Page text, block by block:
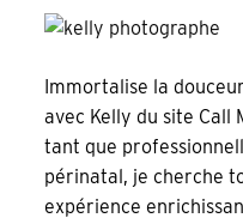
Immortalise la
avec Kelly du site Call
tant que
périnatal, je cherche
expérience